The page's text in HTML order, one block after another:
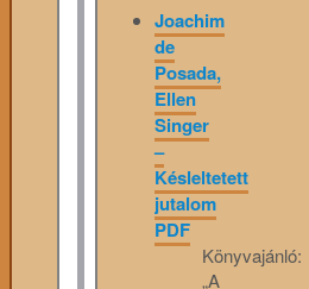
Joachim
de
Posada,
Ellen
Singer
–
Késleltetett
jutalom
PDF
Könyvajánló:
„A